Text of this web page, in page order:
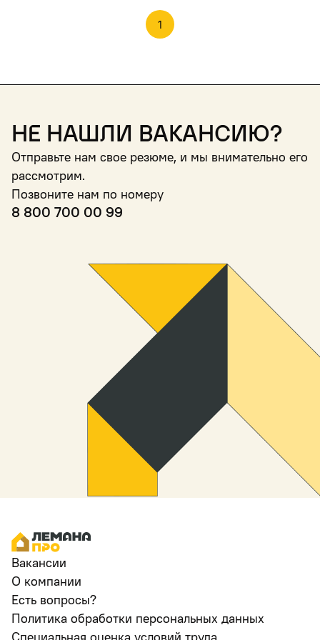
1
Не нашли вакансию?
Отправьте нам свое резюме, и мы внимательно его
рассмотрим.
Позвоните нам по номеру
8 800 700 00 99
Вакансии
О компании
Есть вопросы?
Политика обработки персональных данных